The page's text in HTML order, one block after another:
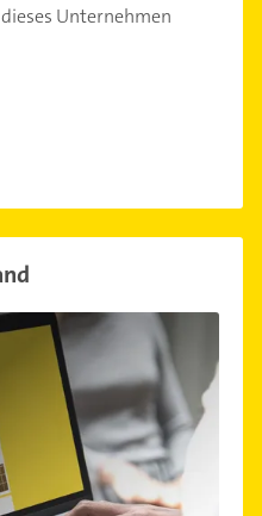
Unternehmen